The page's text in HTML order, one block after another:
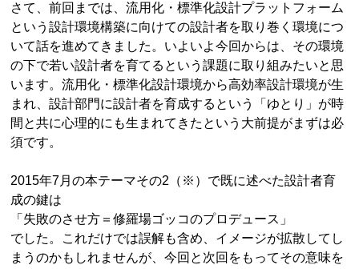
さて、前回までは、流用化・標準化設計プラットフォーム
という設計環境構築に向けての設計者を取り巻く環境につ
いて話を進めてきました。いよいよ今回からは、その環境
の下で若い設計者を育てるという課題に取り組みたいと思
います。流用化・標準化設計環境から高効率設計環境が生
まれ、設計部門に設計者を育成するという「ゆとり」が時
間と共に心理的にも生まれてきたという大前提がまずは必
須です。
2015年7月の本テーマその2（※）で既に述べた設計者育
成の鍵は
「失敗のさせ方＝修羅場ゴッコのプロデュース」
でした。これだけでは誤解も含め、イメージが拡散してし
まうのかもしれませんが、今回と次回をもってその意味を